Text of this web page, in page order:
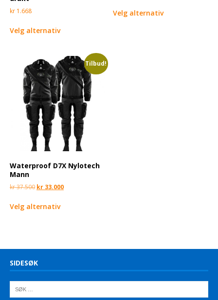
kr 1.668
Velg alternativ
Velg alternativ
Tilbud!
Waterproof D7X Nylotech
Mann
kr37.500 kr 33.000
Velg alternativ
SIDESØK